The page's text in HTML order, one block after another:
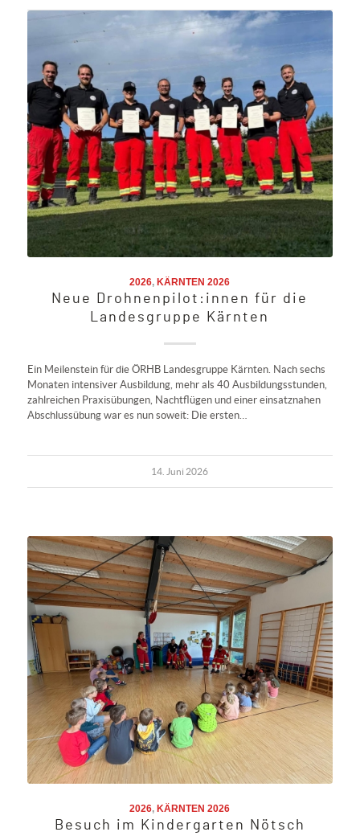
2026, KÄRNTEN 2026
Neue Drohnenpilot:innen für die
Landesgruppe Kärnten
Ein Meilenstein für die ÖRHB Landesgruppe Kärnten. Nach sechs
Monaten intensiver Ausbildung, mehr als 40 Ausbildungsstunden,
zahlreichen Praxisübungen, Nachtflügen und einer einsatznahen
Abschlussübung war es nun soweit: Die ersten…
14. Juni 2026
2026,KÄRNTEN 2026
Besuch im Kindergarten Nötsch